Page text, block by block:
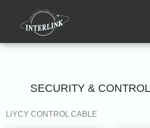
SECURITY &
LiYCY CONTROL CABLE